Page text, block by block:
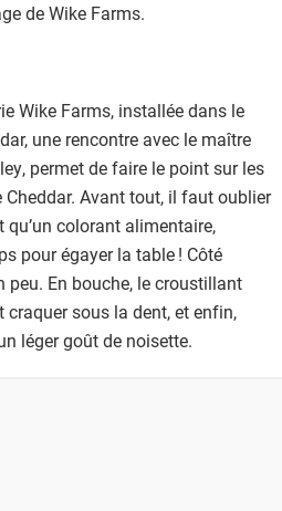
de Wike Farms.
Wike Farms, installée dans le
une rencontre avec le maître
permet de faire le point sur les
Avant tout, il faut oublier
qu’un colorant alimentaire,
pour égayer la table ! Côté
peu. En bouche, le croustillant
craquer sous la dent, et enfin,
léger goût de noisette.